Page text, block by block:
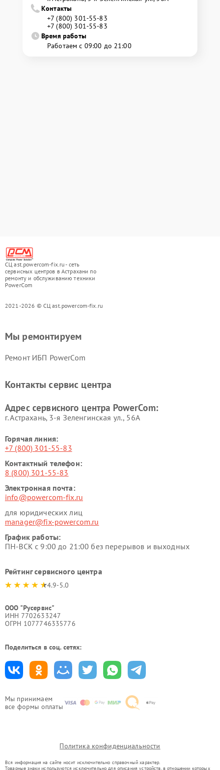
Контакты
+7 (800) 301-55-83
+7 (800) 301-55-83
Время работы
Работаем с 09:00 до 21:00
СЦ ast.powercom-fix.ru - сеть
сервисных центров в Астрахани по
ремонту и обслуживанию техники
PowerCom
2021-2026 © СЦ ast.powercom-fix.ru
Мы принимаем
все формы оплаты
Мы ремонтируем
Ремонт ИБП PowerCom
Контакты сервис центра
Адрес сервисного центра PowerCom:
г. Астрахань, 3-я Зеленгинская ул., 56А
Горячая линия:
+7 (800) 301-55-83
Контактный телефон:
8 (800) 301-55-83
Электронная почта:
info@powercom-fix.ru
для юридических лиц
manager@fix-powercom.ru
График работы:
ПН-ВСК с 9:00 до 21:00 без перерывов и выходных
Рейтинг сервисного центра
4.9-5.0
ООО "Русервис"
ИНН 7702633247
ОГРН 1077746335776
Поделиться в соц. сетях:
Политика конфиденциальности
Вся информация на сайте носит исключительно справочный характер.
Товарные знаки используются исключительно для описания устройств, в отношении которых